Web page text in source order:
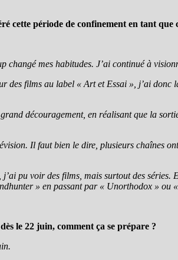
cette période de confinement en tant que
changé mes habitudes. J’ai continué à
des films au label « Art et Essai », j’ai
découragement, en réalisant que la
Il faut bien le dire, plusieurs chaînes
pu voir des films, mais surtout des
» en passant par « Unorthodox »
le 22 juin, comment ça se prépare ?